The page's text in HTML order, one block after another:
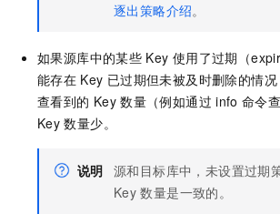
逐出策略介绍。
如果源库中的某些 Key 使用了过期（
能存在 Key 已过期但未被及时删除的情
查看到的 Key 数量（例如通过 info 命令
Key 数量少。
说明 源和目标库中，未设置过期
Key 数量是一致的。